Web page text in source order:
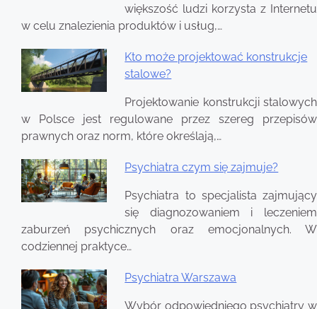
większość ludzi korzysta z Internetu
w celu znalezienia produktów i usług,…
Kto może projektować konstrukcje
stalowe?
Projektowanie konstrukcji stalowych
w Polsce jest regulowane przez szereg przepisów
prawnych oraz norm, które określają,…
Psychiatra czym się zajmuje?
Psychiatra to specjalista zajmujący
się diagnozowaniem i leczeniem
zaburzeń psychicznych oraz emocjonalnych. W
codziennej praktyce…
Psychiatra Warszawa
Wybór odpowiedniego psychiatry w